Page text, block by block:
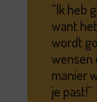
Ik heb
want
wordt
wensen
manier
je past!